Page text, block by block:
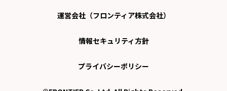
運営会社（フロンティア株式会社）
情報セキュリティ方針
プライバシーポリシー